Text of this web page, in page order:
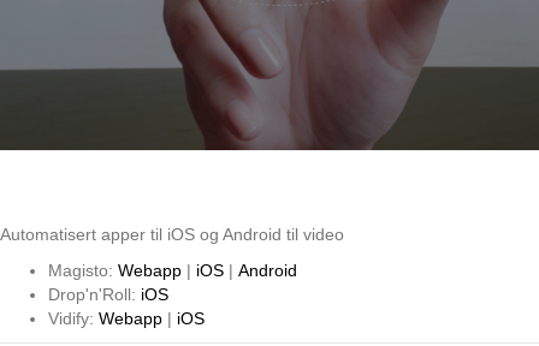
Automatisert apper til iOS og Android til video
Magisto: Webapp | iOS | Android
Drop'n'Roll: iOS
Vidify: Webapp | iOS